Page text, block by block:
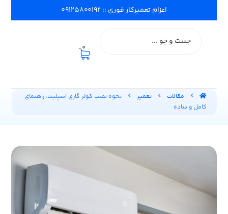
اعزام تعمیرکار فوری :: ۰۹۱۲۵۸۰۰۱۹۲
0
مقالات تعمیر
نحوه نصب کولر گازی اسپلیت: راهنمای
کامل و ساده